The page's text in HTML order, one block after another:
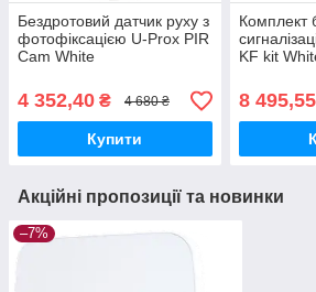
Бездротовий датчик руху з
фотофіксацією U-Prox PIR
Cam White
4 352,40 ₴ 4 680 ₴
Купити
Комплект
KF kit
8 495,55
Акційні пропозиції та новинки
–7%